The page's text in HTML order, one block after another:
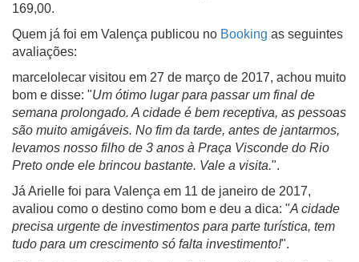
169,00.
Quem já foi em Valença publicou no Booking as seguintes
avaliações:
marcelolecar visitou em 27 de março de 2017, achou muito
bom e disse: "Um ótimo lugar para passar um final de
semana prolongado. A cidade é bem receptiva, as pessoas
são muito amigáveis. No fim da tarde, antes de jantarmos,
levamos nosso filho de 3 anos à Praça Visconde do Rio
Preto onde ele brincou bastante. Vale a visita.".
Já Arielle foi para Valença em 11 de janeiro de 2017,
avaliou como o destino como bom e deu a dica: "A cidade
precisa urgente de investimentos para parte turística, tem
tudo para um crescimento só falta investimento!".